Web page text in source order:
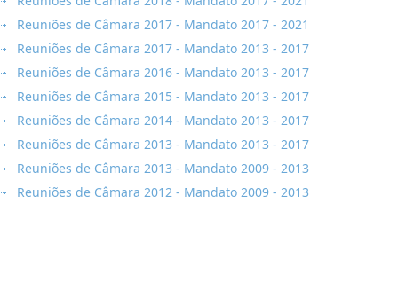
Reuniões de Câmara 2017 - Mandato 2017 - 2021
Reuniões de Câmara 2017 - Mandato 2013 - 2017
Reuniões de Câmara 2016 - Mandato 2013 - 2017
Reuniões de Câmara 2015 - Mandato 2013 - 2017
Reuniões de Câmara 2014 - Mandato 2013 - 2017
Reuniões de Câmara 2013 - Mandato 2013 - 2017
Reuniões de Câmara 2013 - Mandato 2009 - 2013
Reuniões de Câmara 2012 - Mandato 2009 - 2013